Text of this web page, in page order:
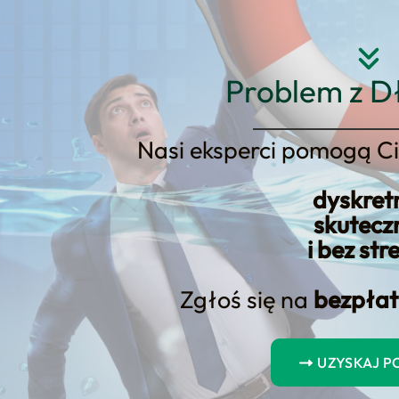
Problem z
Nasi eksperci pomogą
i bez
Zgłoś się na
UZYSKAJ
Strona główna O nas
– Sprawdź
– sprawdź naszą ofertę!? Ta podstrona